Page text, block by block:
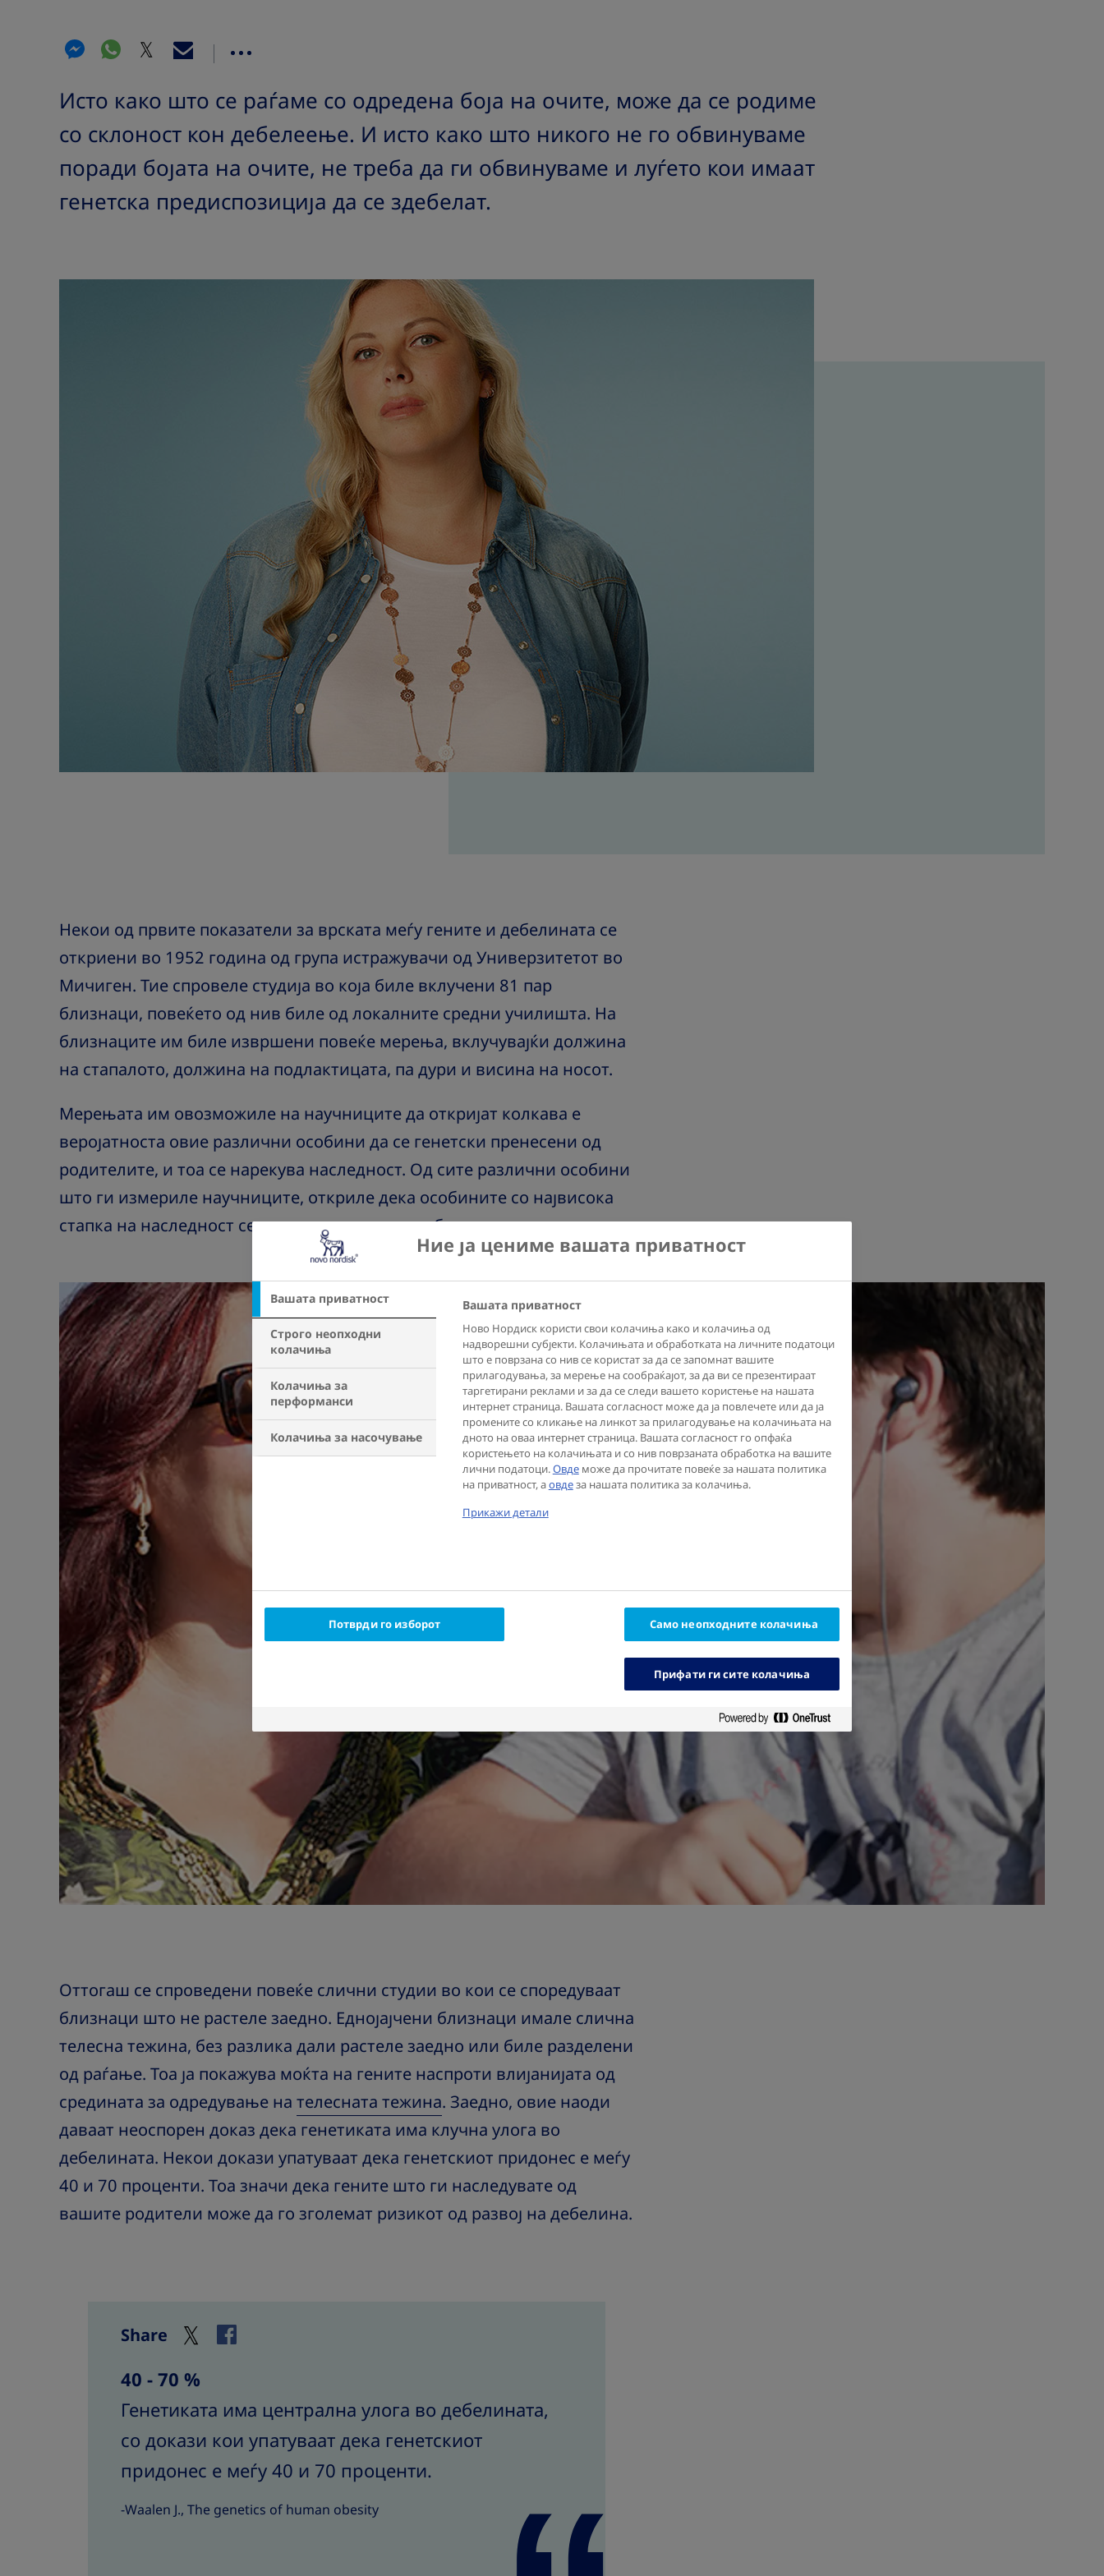
Исто како што се раѓаме со одредена боја на очите, може да се родиме
со склоност кон дебелеење. И исто како што никого не го обвинуваме
поради бојата на очите, не треба да ги обвинуваме и луѓето кои имаат
генетска предиспозиција да се здебелат.
Некои од првите показатели за врската меѓу гените и дебелината се
откриени во 1952 година од група истражувачи од Универзитетот во
Мичиген. Тие спровеле студија во која биле вклучени 81 пар
близнаци, повеќето од нив биле од локалните средни училишта. На
близнаците им биле извршени повеќе мерења, вклучувајќи должина
на стапалото, должина на подлактицата, па дури и висина на носот.
Мерењата им овозможиле на научниците да откријат колкава е
веројатноста овие различни особини да се генетски пренесени од
родителите, и тоа се нарекува наследност. Од сите различни особини
што ги измериле научниците, откриле дека особините со највисока
стапка на наследност се телесната тежина и обемот на половината.
Оттогаш се спроведени повеќе слични студии во кои се споредуваат
близнаци што не растеле заедно. Еднојајчени близнаци имале слична
телесна тежина, без разлика дали растеле заедно или биле разделени
од раѓање. Тоа ја покажува моќта на гените наспроти влијанијата од
средината за одредување на телесната тежина. Заедно, овие наоди
даваат неоспорен доказ дека генетиката има клучна улога во
дебелината. Некои докази упатуваат дека генетскиот придонес е меѓу
40 и 70 проценти. Тоа значи дека гените што ги наследувате од
вашите родители може да го зголемат ризикот од развој на дебелина.
Share
40 - 70 %
Генетиката има централна улога во дебелината,
со докази кои упатуваат дека генетскиот
придонес е меѓу 40 и 70 проценти.
-Waalen J., The genetics of human obesity
Ние ја цениме вашата приватност
Вашата приватност
Строго неопходни
колачиња
Колачиња за
перформанси
Колачиња за насочување
Вашата приватност
Ново Нордиск користи свои колачиња како и колачиња од
надворешни субјекти. Колачињата и обработката на личните податоци
што е поврзана со нив се користат за да се запомнат вашите
прилагодувања, за мерење на сообраќајот, за да ви се презентираат
таргетирани реклами и за да се следи вашето користење на нашата
интернет страница. Вашата согласност може да ја повлечете или да ја
промените со кликање на линкот за прилагодување на колачињата на
дното на оваа интернет страница. Вашата согласност го опфаќа
користењето на колачињата и со нив поврзаната обработка на вашите
лични податоци.Овдеможе да прочитате повеќе за нашата политика
на приватност, аовдеза нашата политика за колачиња.
Прикажи детали
Потврди го изборот Само неопходните колачиња
Прифати ги сите колачиња